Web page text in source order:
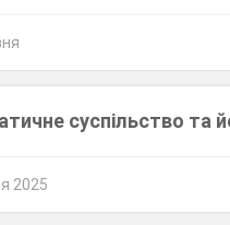
суспільство та
2025